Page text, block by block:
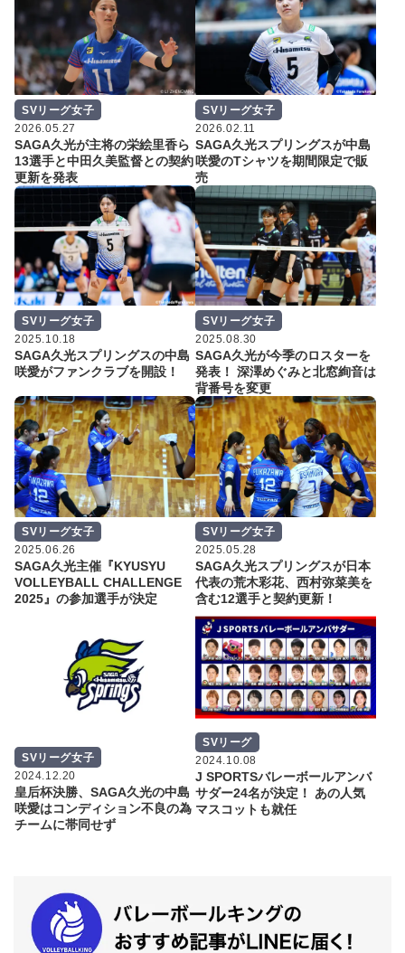
SVリーグ女子
2026.05.27
SAGA久光が主将の栄絵里香ら
13選手と中田久美監督との契約
更新を発表
SVリーグ女子
2026.02.11
SAGA久光スプリングスが中島
咲愛のTシャツを期間限定で販
売
SVリーグ女子
2025.10.18
SAGA久光スプリングスの中島
咲愛がファンクラブを開設！
SVリーグ女子
2025.08.30
SAGA久光が今季のロスターを
発表！ 深澤めぐみと北窓絢音は
背番号を変更
SVリーグ女子
2025.06.26
SAGA久光主催『KYUSYU
VOLLEYBALL CHALLENGE
2025』の参加選手が決定
SVリーグ女子
2025.05.28
SAGA久光スプリングスが日本
代表の荒木彩花、西村弥菜美を
含む12選手と契約更新！
SVリーグ女子
2024.12.20
皇后杯決勝、SAGA久光の中島
咲愛はコンディション不良の為
チームに帯同せず
SVリーグ
2024.10.08
J SPORTSバレーボールアンバ
サダー24名が決定！ あの人気
マスコットも就任